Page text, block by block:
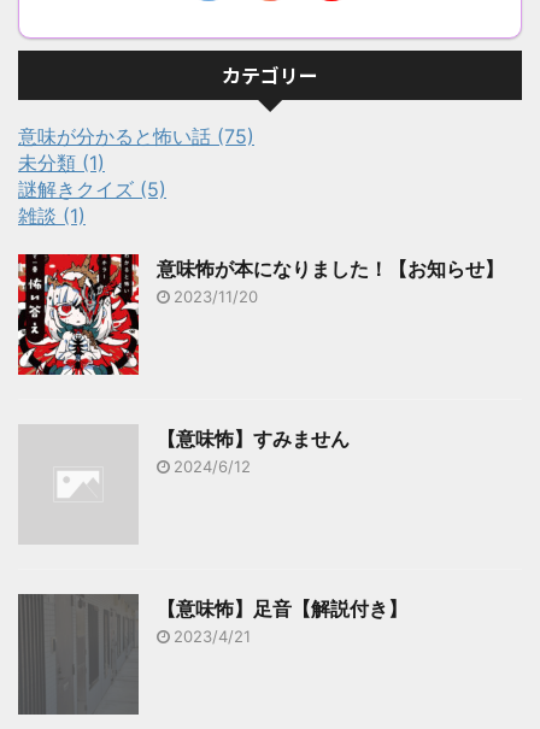
カテゴリー
意味が分かると怖い話 (75)
未分類 (1)
謎解きクイズ (5)
雑談 (1)
意味怖が本になりました！【お知らせ】
2023/11/20
【意味怖】すみません
2024/6/12
【意味怖】足音【解説付き】
2023/4/21